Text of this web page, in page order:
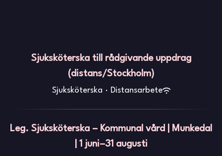
Sjuksköterska till rådgivande uppdrag
(distans/Stockholm)
Sjuksköterska · Distansarbete
Leg. Sjuksköterska – Kommunal vård | Munkedal
| 1 juni–31 augusti